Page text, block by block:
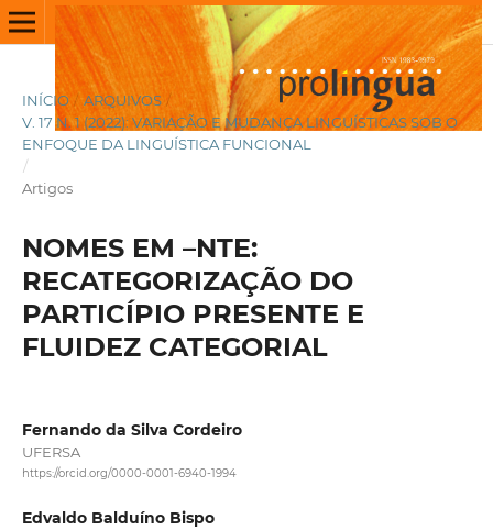
INÍCIO / ARQUIVOS /
V. 17 N. 1 (2022): VARIAÇÃO E MUDANÇA LINGUÍSTICAS SOB O
ENFOQUE DA LINGUÍSTICA FUNCIONAL
/
Artigos
NOMES EM –NTE:
RECATEGORIZAÇÃO DO
PARTICÍPIO PRESENTE E
FLUIDEZ CATEGORIAL
Fernando da Silva Cordeiro
UFERSA
https://orcid.org/0000-0001-6940-1994
Edvaldo Balduíno Bispo